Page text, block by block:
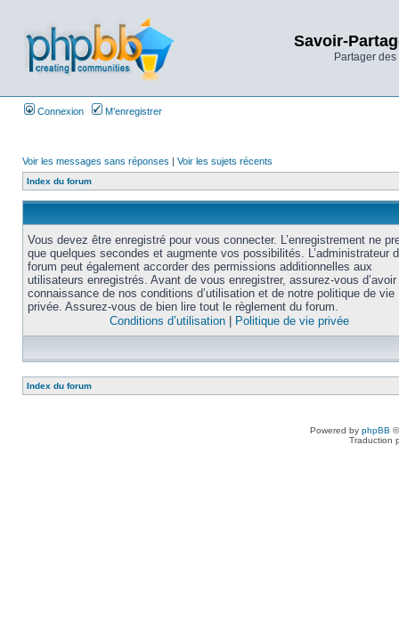
Savoir-
Partager
Connexion M’enregistrer
Voir les messages sans réponses | Voir les sujets récents
Index du forum
Vous devez être enregistré pour vous connecter. L’enregistrement ne
que quelques secondes et augmente vos possibilités. L’administrateur
forum peut également accorder des permissions additionnelles aux
utilisateurs enregistrés. Avant de vous enregistrer, assurez-vous
connaissance de nos conditions d’utilisation et de notre politique de vie
privée. Assurez-vous de bien lire tout le règlement du forum.
Conditions d’utilisation
Politique de vie privée
Index du forum
Powered by phpBB
Traduction